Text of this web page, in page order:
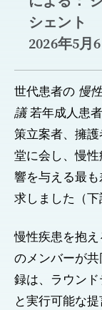
シェント
2026年5月
世代患者の 慢
議若年成人患
策立案者、擁
堂に会し、慢
響を与える最
求しました（
慢性疾患を抱
のメンバーが
録は、ラウン
と実行可能な